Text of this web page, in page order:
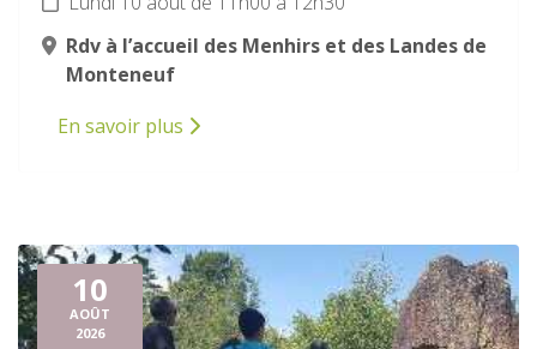
Rdv à l’accueil des Menhirs et des Landes de
Monteneuf
En savoir plus
10
AOÛT
2026